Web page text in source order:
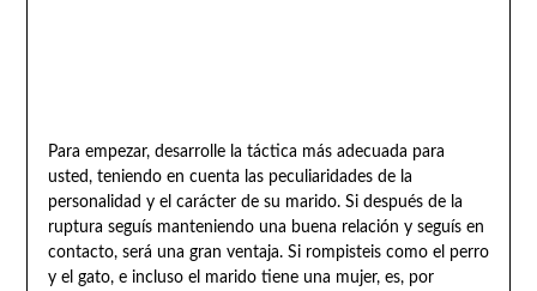
Para empezar, desarrolle la táctica más adecuada para
usted, teniendo en cuenta las peculiaridades de la
personalidad y el carácter de su marido. Si después de la
ruptura seguís manteniendo una buena relación y seguís en
contacto, será una gran ventaja. Si rompisteis como el perro
y el gato, e incluso el marido tiene una mujer, es, por